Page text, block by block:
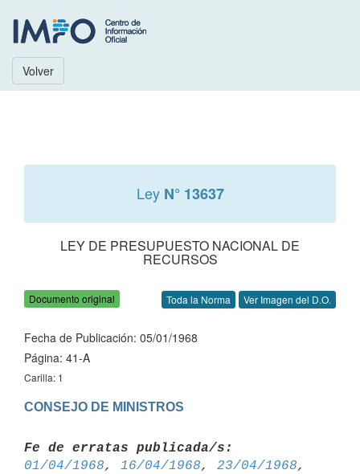
Volver
Ley N° 13637
LEY DE PRESUPUESTO NACIONAL DE
RECURSOS
Documento original Toda la Norma Ver Imagen del D.O.
Fecha de Publicación: 05/01/1968
Página: 41-A
Carilla: 1
CONSEJO DE MINISTROS
Fe de erratas publicada/s:
01/04/1968, 16/04/1968, 23/04/1968